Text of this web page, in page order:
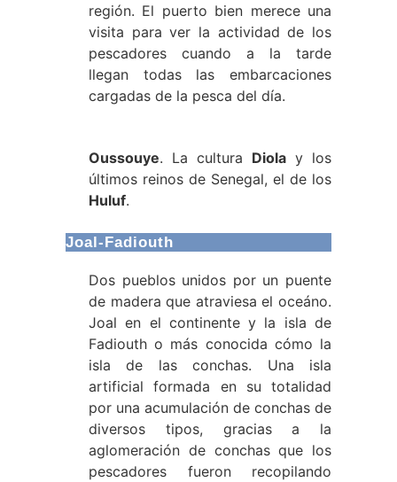
región. El puerto bien merece una
visita para ver la actividad de los
pescadores cuando a la tarde
llegan todas las embarcaciones
cargadas de la pesca del día.
Oussouye. La cultura Diola y los
últimos reinos de Senegal, el de los
Huluf.
Joal-Fadiouth
Dos pueblos unidos por un puente
de madera que atraviesa el oceáno.
Joal en el continente y la isla de
Fadiouth o más conocida cómo la
isla de las conchas. Una isla
artificial formada en su totalidad
por una acumulación de conchas de
diversos tipos, gracias a la
aglomeración de conchas que los
pescadores fueron recopilando